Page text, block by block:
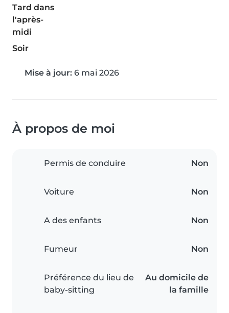
Tard dans
l'après-
midi
Soir
Mise à jour: 6 mai 2026
À propos de moi
Permis de conduire Non
Voiture Non
A des enfants Non
Fumeur Non
Préférence du lieu de
baby-sitting
Au domicile de
la famille